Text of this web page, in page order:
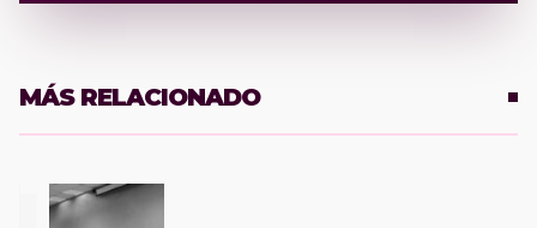
MÁS RELACIONADO